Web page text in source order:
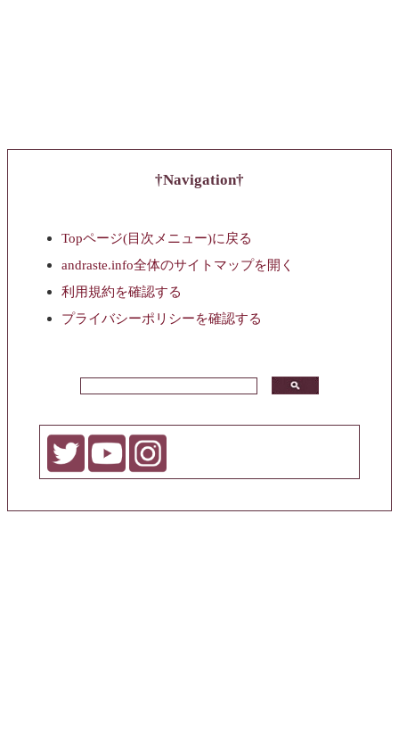
Navigation
Topページ(目次メニュー)に戻る
andraste.info全体のサイトマップを開く
利用規約を確認する
プライバシーポリシーを確認する